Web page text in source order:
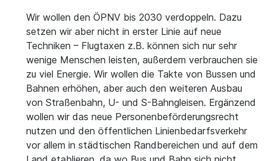
Wir wollen den ÖPNV bis 2030 verdoppeln. Dazu
setzen wir aber nicht in erster Linie auf neue
Techniken – Flugtaxen z.B. können sich nur sehr
wenige Menschen leisten, außerdem verbrauchen sie
zu viel Energie. Wir wollen die Takte von Bussen und
Bahnen erhöhen, aber auch den weiteren Ausbau
von Straßenbahn, U- und S-Bahngleisen. Ergänzend
wollen wir das neue Personenbeförderungsrecht
nutzen und den öffentlichen Linienbedarfsverkehr
vor allem in städtischen Randbereichen und auf dem